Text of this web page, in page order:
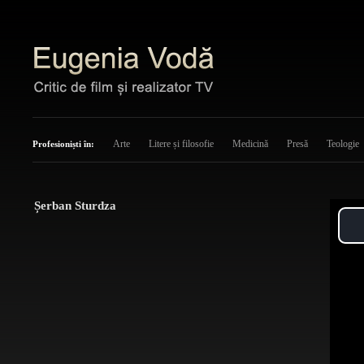
Profesioniști în: Arte Litere și filosofie Medicină Presă Teologie
Șerban Sturdza